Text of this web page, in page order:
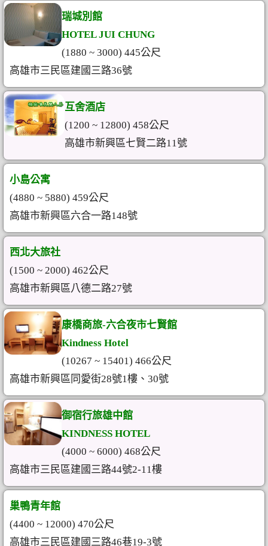
瑞城別館
HOTEL JUI CHUNG
(1880 ~ 3000) 445公尺
高雄市三民區建國三路36號
互舍酒店
(1200 ~ 12800) 458公尺
高雄市新興區七賢二路11號
小島公寓
(4880 ~ 5880) 459公尺
高雄市新興區六合一路148號
西北大旅社
(1500 ~ 2000) 462公尺
高雄市新興區八德二路27號
康橋商旅-六合夜市七賢館
Kindness Hotel
(10267 ~ 15401) 466公尺
高雄市新興區同愛街28號1樓、30號
御宿行旅雄中館
KINDNESS HOTEL
(4000 ~ 6000) 468公尺
高雄市三民區建國三路44號2-11樓
巢鴨青年館
(4400 ~ 12000) 470公尺
高雄市三民區建國三路46巷19-3號